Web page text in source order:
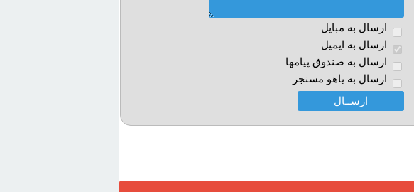
ارسال به مبايل
ارسال به ايميل
ارسال به صندوق پيامها
ارسال به ياهو مسنجر